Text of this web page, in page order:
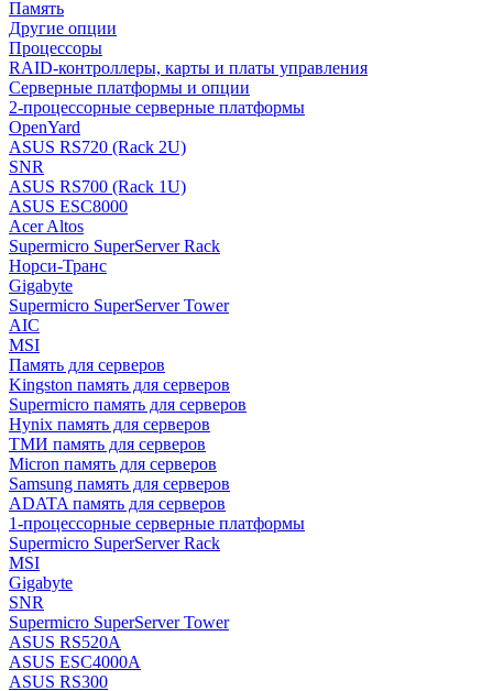
Память
Другие опции
Процессоры
RAID-контроллеры, карты и платы управления
Серверные платформы и опции
2-процессорные серверные платформы
OpenYard
ASUS RS720 (Rack 2U)
SNR
ASUS RS700 (Rack 1U)
ASUS ESC8000
Acer Altos
Supermicro SuperServer Rack
Норси-Транс
Gigabyte
Supermicro SuperServer Tower
AIC
MSI
Память для серверов
Kingston память для серверов
Supermicro память для серверов
Hynix память для серверов
ТМИ память для серверов
Micron память для серверов
Samsung память для серверов
ADATA память для серверов
1-процессорные серверные платформы
Supermicro SuperServer Rack
MSI
Gigabyte
SNR
Supermicro SuperServer Tower
ASUS RS520A
ASUS ESC4000A
ASUS RS300